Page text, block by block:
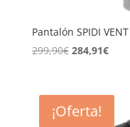
Pantalón SPIDI
299,90€ El
era:
299,90€.
284,91€El
es:
¡Oferta!